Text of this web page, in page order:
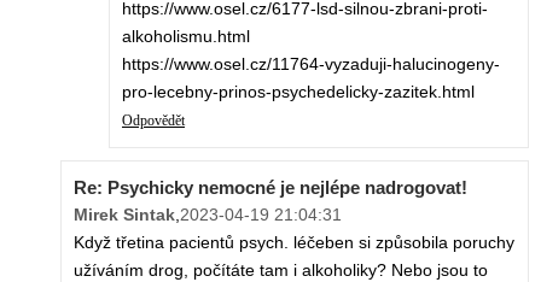
https://www.osel.cz/6177-lsd-silnou-zbrani-proti-
alkoholismu.html
https://www.osel.cz/11764-vyzaduji-halucinogeny-
pro-lecebny-prinos-psychedelicky-zazitek.html
Odpovědět
Re: Psychicky nemocné je nejlépe nadrogovat!
Mirek Sintak 2023-04-19 21:04:31
Když třetina pacientů psych. léčeben si způsobila poruchy
užíváním drog, počítáte tam i alkoholiky? Nebo jsou to